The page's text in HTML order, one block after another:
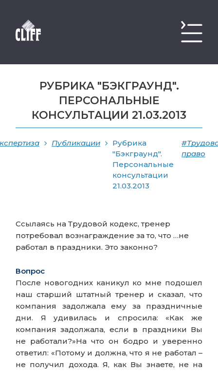
РУБРИКА "БЭКГРАУНД".
ПЕРСОНАЛЬНЫЕ
КОНСУЛЬТАЦИИ 21.03.2013
Публикации
Рубрика
"Бэкграунд".
Персональные
консультации
21.03.2013
право
Ссылаясь на Трудовой кодекс, тренер
потребовал вознаграждение за то, что …не
работал в праздники. Это законно?
Вопрос
После новогодних каникул ко мне подошел
наш старший штатный тренер и сказал, что
компания задолжала ему за праздничные
дни. Я удивилась и спросила: «Как же
компания задолжала, если в праздники Вы
не работали?»На что он бодро и уверенно
ответил: «Потому и должна, что я не работал –
не получил дохода. Я, как Вы знаете, не на